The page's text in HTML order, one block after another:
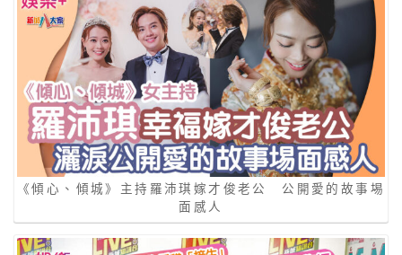
《傾心、傾城》主持羅沛琪嫁才俊老公 公開愛的故事埸
面感人